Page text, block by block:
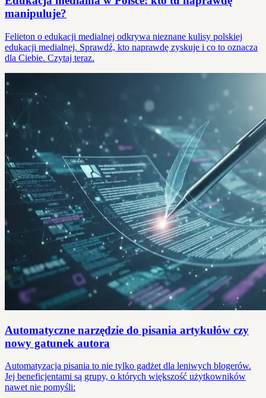
manipuluje?
Felieton o edukacji medialnej odkrywa nieznane kulisy polskiej
edukacji medialnej. Sprawdź, kto naprawdę zyskuje i co to oznacza
dla Ciebie. Czytaj teraz.
Automatyczne narzędzie do pisania artykułów czy
nowy gatunek autora
Automatyzacja pisania to nie tylko gadżet dla leniwych blogerów.
Jej beneficjentami są grupy, o których większość użytkowników
nawet nie pomyśli: